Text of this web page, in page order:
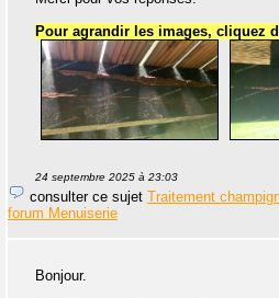
Pour agrandir les images, cliquez
24 septembre 2025 à 23:03
consulter ce sujet Traitement
forum Menuiserie
Bonjour.